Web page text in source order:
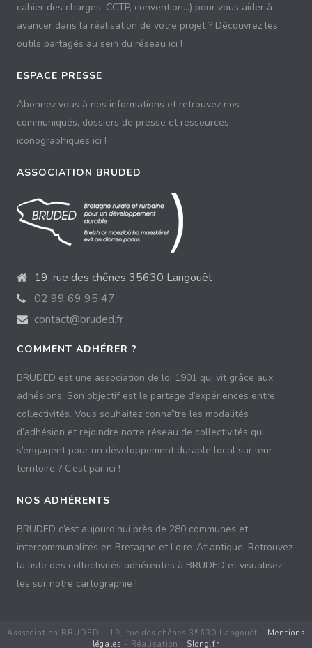
cahier des charges, CCTP, convention...) pour vous aider à
avancer dans la réalisation de votre projet ? Découvrez les
outils partagés au sein du réseau ici !
ESPACE PRESSE
Abonnez vous à nos informations et retrouvez nos
communiqués, dossiers de presse et ressources
iconographiques ici !
ASSOCIATION BRUDED
19, rue des chênes 35630 Langouët
02 99 69 95 47
contact@bruded.fr
COMMENT ADHÉRER ?
BRUDED est une association de loi 1901 qui vit grâce aux
adhésions. Son objectif est le partage d’expériences entre
collectivités. Vous souhaitez connaître les modalités
d’adhésion et rejoindre notre réseau de collectivités qui
s’engagent pour un développement durable local sur leur
territoire ? C’est par ici !
NOS ADHÉRENTS
BRUDED c’est aujourd’hui près de 280 communes et
intercommunalités en Bretagne et Loire-Atlantique. Retrouvez
la liste des collectivités adhérentes à BRUDED et visualisez-
les sur notre cartographie !
Asssociation BRUDED - 19, rue des chênes 35630 Langouët - Mentions
légales - Réalisation : Slong.fr